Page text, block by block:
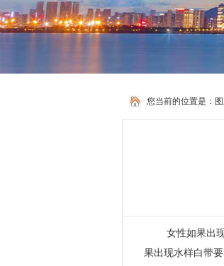
您当前的位置是：
女性如果出
果出现水样白带